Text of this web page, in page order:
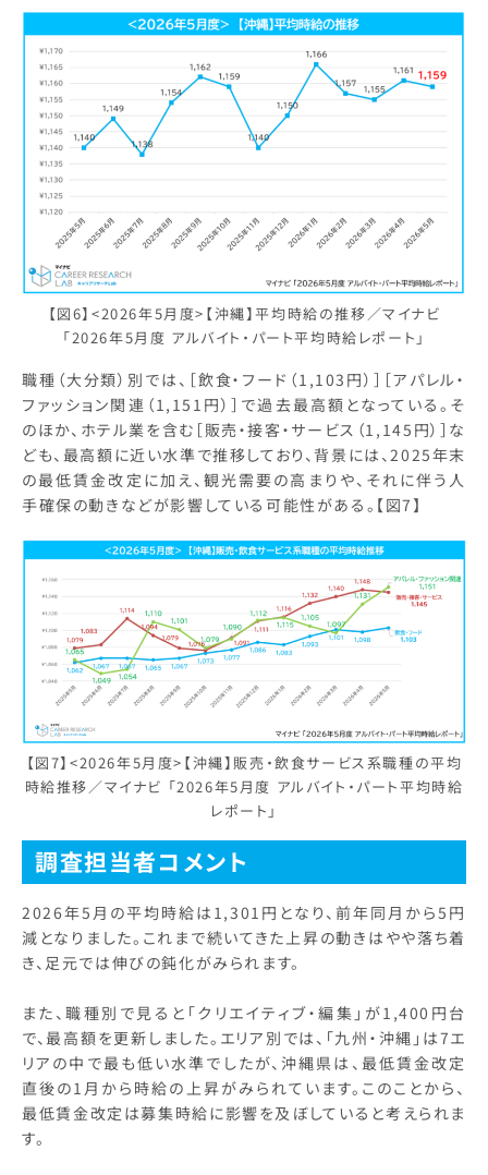
【図6】<2026年5月度>【沖縄】平均時給の推移／マイナビ
「2026年5月度 アルバイト・パート平均時給レポート」
職種（大分類）別では、［飲食・フード（1,103円）］［アパレル・
ファッション関連（1,151円）］で過去最高額となっている。そ
のほか、ホテル業を含む［販売・接客・サービス（1,145円）］な
ども、最高額に近い水準で推移しており、背景には、2025年末
の最低賃金改定に加え、観光需要の高まりや、それに伴う人
手確保の動きなどが影響している可能性がある。【図7】
【図7】<2026年5月度>【沖縄】販売・飲食サービス系職種の平均
時給推移／マイナビ 「2026年5月度 アルバイト・パート平均時給
レポート」
調査担当者コメント
2026年5月の平均時給は1,301円となり、前年同月から5円
減となりました。これまで続いてきた上昇の動きはやや落ち着
き、足元では伸びの鈍化がみられます。
また、職種別で見ると「クリエイティブ・編集」が1,400円台
で、最高額を更新しました。エリア別では、「九州・沖縄」は7エ
リアの中で最も低い水準でしたが、沖縄県は、最低賃金改定
直後の1月から時給の上昇がみられています。このことから、
最低賃金改定は募集時給に影響を及ぼしていると考えられま
す。